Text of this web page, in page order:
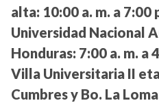
alta: 10:00 a. m. a 7:00
Universidad Nacional
Honduras: 7:00 a. m. a
Villa Universitaria II
Cumbres y Bo. La